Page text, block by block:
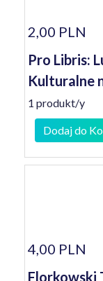
2,00 PLN
Pro Libris:
Kulturalne
1 produkt/y
Dodaj do
4,00 PLN
Florkowski